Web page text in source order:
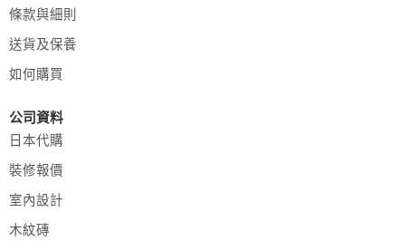
條款與細則
送貨及保養
如何購買
公司資料
日本代購
裝修報價
室內設計
木紋磚